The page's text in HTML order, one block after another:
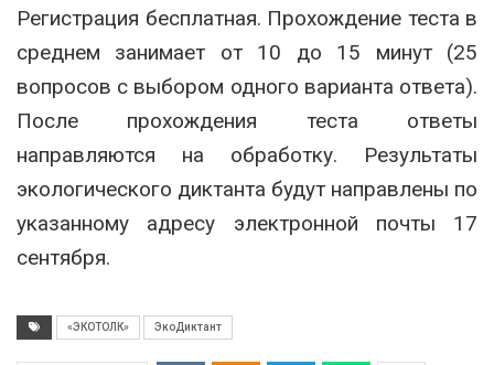
Регистрация бесплатная. Прохождение теста в
среднем занимает от 10 до 15 минут (25
вопросов с выбором одного варианта ответа).
После прохождения теста ответы
направляются на обработку. Результаты
экологического диктанта будут направлены по
указанному адресу электронной почты 17
сентября.
«ЭКОТОЛК» ЭкоДиктант